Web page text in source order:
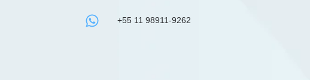
+55 11 98911-9262